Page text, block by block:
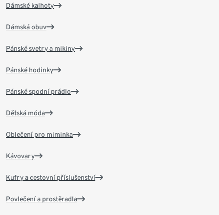
Dámské kalhoty
Dámská obuv
Pánské svetry a mikiny
Pánské hodinky
Pánské spodní prádlo
Dětská móda
Oblečení pro miminka
Kávovary
Kufry a cestovní příslušenství
Povlečení a prostěradla